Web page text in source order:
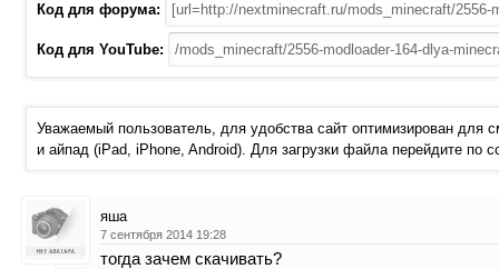
Код для форума:
Код для YouTube:
Уважаемый пользователь, для удобства сайт оптимизирован для
и айпад (iPad, iPhone, Android). Для загрузки файла перейдите по
яша
7 сентября 2014 19:28
тогда зачем скачивать?